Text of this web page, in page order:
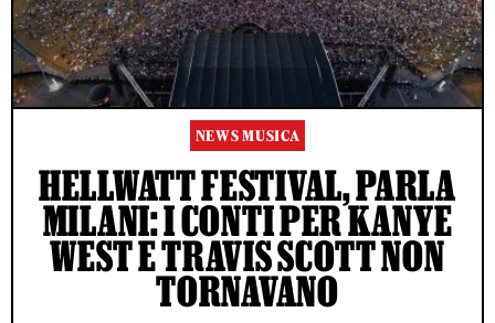
NEWS MUSICA
HELLWATT FESTIVAL, PARLA
MILANI: I CONTI PER KANYE
WEST E TRAVIS SCOTT NON
TORNAVANO